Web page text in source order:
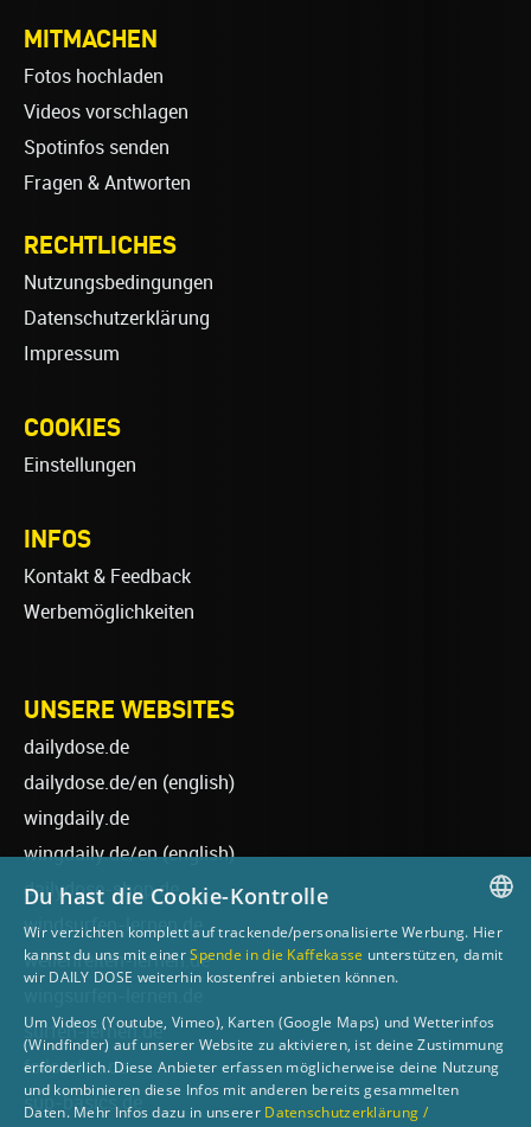
MITMACHEN
Fotos hochladen
Videos vorschlagen
Spotinfos senden
Fragen & Antworten
RECHTLICHES
Nutzungsbedingungen
Datenschutzerklärung
Impressum
COOKIES
Einstellungen
INFOS
Kontakt & Feedback
Werbemöglichkeiten
UNSERE WEBSITES
dailydose.de
dailydose.de/en (english)
wingdaily.de
wingdaily.de/en(english)
dailydose-shop.de
windsurfen-lernen.de
wellenreiten-lernen.de
surfen-lernen.de
foilsurfen.de
sup-basics.de
GERMAN
Du hast die Cookie-Kontrolle
Wir verzichten komplett auf trackende/personalisierte Werbung. Hier
kannst du uns mit einerSpende in die Kaffekasse unterstützen, damit
wir DAILY DOSE weiterhin kostenfrei anbieten können.
Um Videos (Youtube, Vimeo), Karten (Google Maps) und Wetterinfos
(Windfinder) auf unserer Website zu aktivieren, ist deine Zustimmung
erforderlich. Diese Anbieter erfassen möglicherweise deine Nutzung
und kombinieren diese Infos mit anderen bereits gesammelten
Daten. Mehr Infos dazu in unserer Datenschutzerklärung /